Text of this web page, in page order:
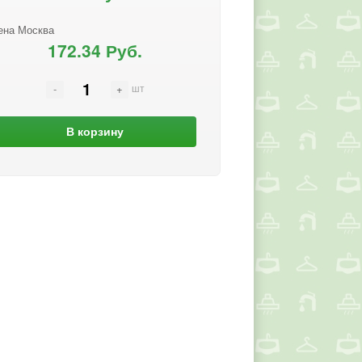
Москва
172.34 Руб.
шт
В корзину